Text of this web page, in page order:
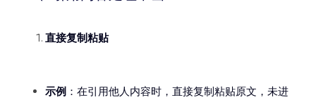
直接复制粘贴
示例 ：在引用他人内容时，直接复制粘贴原文，未进